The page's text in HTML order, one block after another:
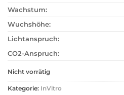
Wachstum:
Wuchshöhe:
Lichtanspruch:
CO2-Anspruch:
Nicht vorrätig
Kategorie: InVitro